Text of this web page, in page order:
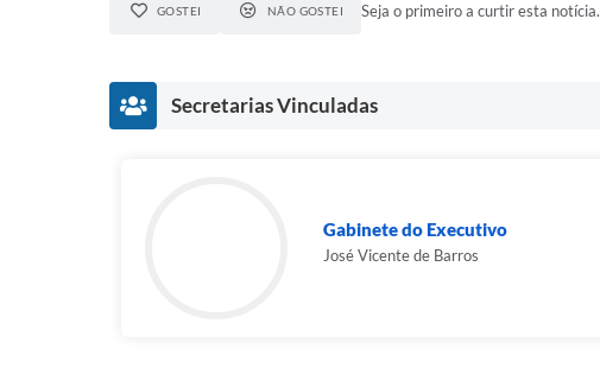
GOSTEI NÃO GOSTEI Seja o primeiro a curtir esta notícia.
Secretarias Vinculadas
Gabinete do Executivo
José Vicente de Barros